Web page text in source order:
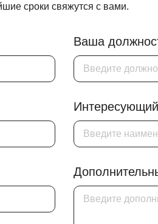
сроки свяжутся с вами.
Ваша